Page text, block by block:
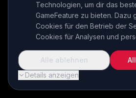
INSERT COIN TO
Technologien, um dir das
GameFeature zu bieten. Dazu
Cookies für den Betrieb der
Cookies für Analysen und
Details anzeigen
Alle ablehnen